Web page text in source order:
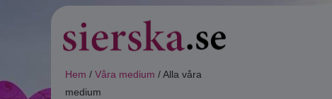
Hem / Våra medium / Alla våra
medium